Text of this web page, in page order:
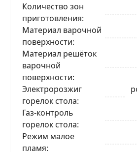
Количество зон
приготовления
Материал варочной
поверхности
Материал решёток
варочной
поверхности
Электророзжиг
горелок стола
Газ-контроль
горелок стола
Режим малое
пламя